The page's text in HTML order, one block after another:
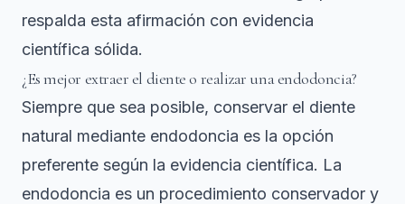
respalda esta afirmación con evidencia
científica sólida.
¿Es mejor extraer el diente o realizar una endodoncia?
Siempre que sea posible, conservar el diente
natural mediante endodoncia es la opción
preferente según la evidencia científica. La
endodoncia es un procedimiento conservador y